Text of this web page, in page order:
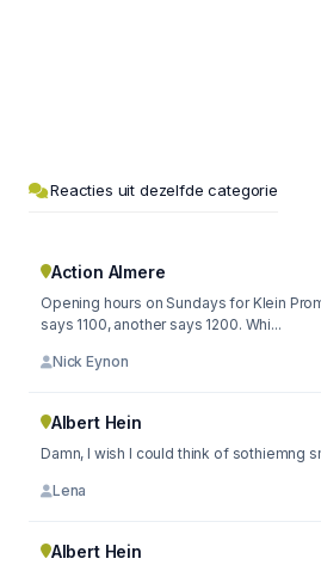
Reacties uit dezelfde categorie
Action Almere
Opening hours on Sundays for Klein
says 1100, another says 1200. Whi...
Nick Eynon
Albert Hein
Damn, I wish I could think of sothiemng
Lena
Albert Hein